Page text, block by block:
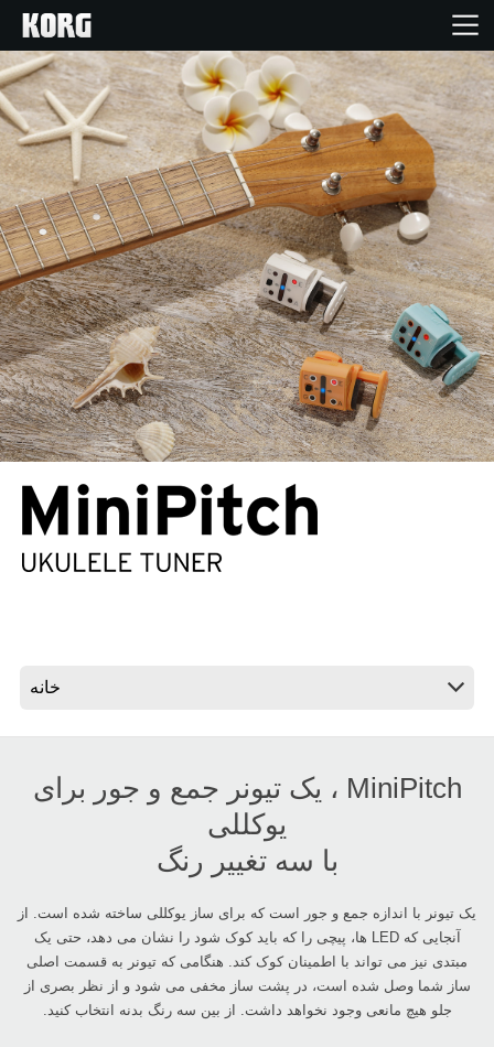
خانه
محصولات
ویژگی ها
رویدادها
پشتیبانی
نمایندگی ها
MiniPitch ، یک تیونر جمع و جور برای
یوکللی
با سه تغییر رنگ
یک تیونر با اندازه جمع و جور است که برای ساز یوکللی ساخته شده است. از
آنجایی که LED ها، پیچی را که باید کوک شود را نشان می دهد، حتی یک
مبتدی نیز می تواند با اطمینان کوک کند. هنگامی که تیونر به قسمت اصلی
ساز شما وصل شده است، در پشت ساز مخفی می شود و از نظر بصری از
جلو هیچ مانعی وجود نخواهد داشت. از بین سه رنگ بدنه انتخاب کنید.